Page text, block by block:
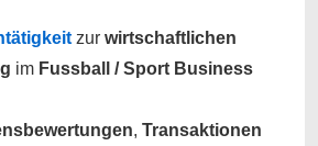
zur wirtschaftlichen
im Fussball / Sport Business
, Transaktionen